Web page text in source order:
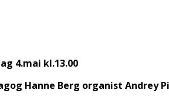
4.mai kl.13.00
Hanne Berg organist Andrey